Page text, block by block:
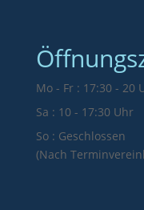
Mo - Fr : 17:30 - 20
Sa : 10 - 17:30 Uhr
So : Geschlossen
(Nach